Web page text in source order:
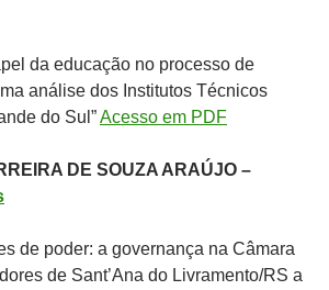
da educação no processo de
análise dos Institutos Técnicos
do Sul”Acesso em PDF
DE SOUZA ARAÚJO –
de poder: a governança na Câmara
de Sant’Ana do Livramento/RS a